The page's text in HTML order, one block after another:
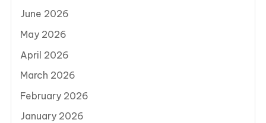
June 2026
May 2026
April 2026
March 2026
February 2026
January 2026